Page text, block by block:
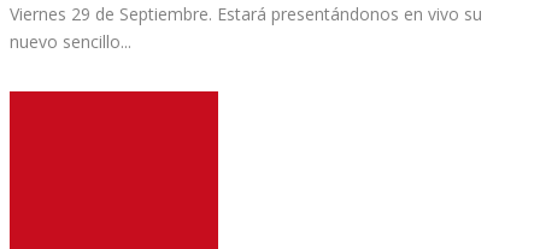
Viernes 29 de Septiembre. Estará presentándonos en vivo su
nuevo sencillo...